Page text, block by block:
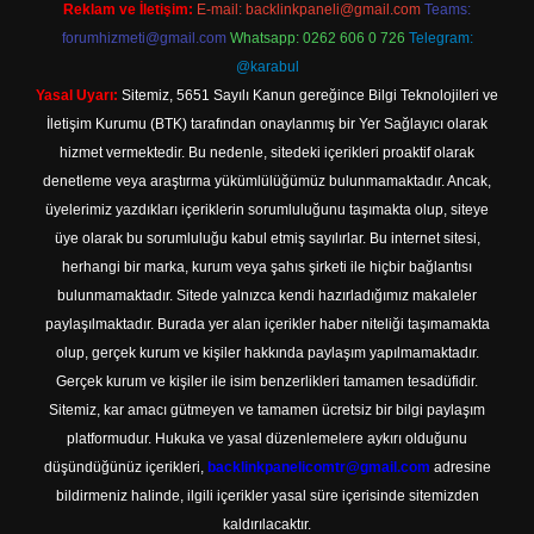
Reklam ve İletişim: E-mail: backlinkpaneli@gmail.com Teams:
forumhizmeti@gmail.com Whatsapp: 0262 606 0 726 Telegram:
@karabul
Yasal Uyarı: Sitemiz, 5651 Sayılı Kanun gereğince Bilgi Teknolojileri ve
İletişim Kurumu (BTK) tarafından onaylanmış bir Yer Sağlayıcı olarak
hizmet vermektedir. Bu nedenle, sitedeki içerikleri proaktif olarak
denetleme veya araştırma yükümlülüğümüz bulunmamaktadır. Ancak,
üyelerimiz yazdıkları içeriklerin sorumluluğunu taşımakta olup, siteye
üye olarak bu sorumluluğu kabul etmiş sayılırlar. Bu internet sitesi,
herhangi bir marka, kurum veya şahıs şirketi ile hiçbir bağlantısı
bulunmamaktadır. Sitede yalnızca kendi hazırladığımız makaleler
paylaşılmaktadır. Burada yer alan içerikler haber niteliği taşımamakta
olup, gerçek kurum ve kişiler hakkında paylaşım yapılmamaktadır.
Gerçek kurum ve kişiler ile isim benzerlikleri tamamen tesadüfidir.
Sitemiz, kar amacı gütmeyen ve tamamen ücretsiz bir bilgi paylaşım
platformudur. Hukuka ve yasal düzenlemelere aykırı olduğunu
düşündüğünüz içerikleri, backlinkpanelicomtr@gmail.com adresine
bildirmeniz halinde, ilgili içerikler yasal süre içerisinde sitemizden
kaldırılacaktır.